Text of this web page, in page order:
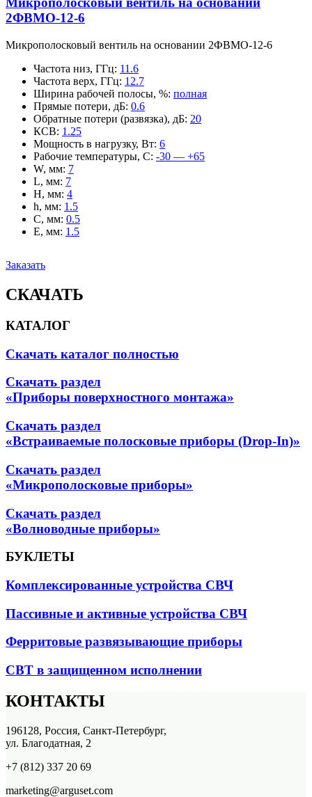
2ФВМO-12-6
Микрополосковый вентиль на основании 2ФВМO-12-6
Частота низ, ГГц: 11.6
Частота верх, ГГц: 12.7
Ширина рабочей полосы, %: полная
Прямые потери, дБ: 0.6
Обратные потери (развязка), дБ: 20
КСВ: 1.25
Мощность в нагрузку, Вт: 6
Рабочие температуры, С: -30 — +65
W, мм: 7
L, мм: 7
H, мм: 4
h, мм: 1.5
C, мм: 0.5
E, мм: 1.5
Заказать
СКАЧАТЬ
КАТАЛОГ
Скачать каталог полностью
Скачать раздел
«Приборы поверхностного монтажа»
Скачать раздел
«Встраиваемые полосковые приборы (Drop-In)»
Скачать раздел
«Микрополосковые приборы»
Скачать раздел
«Волноводные приборы»
БУКЛЕТЫ
Комплексированные устройства СВЧ
Пассивные и активные устройства СВЧ
Ферритовые развязывающие приборы
СВТ в защищенном исполнении
КОНТАКТЫ
196128, Россия, Санкт-Петербург,
ул. Благодатная, 2
+7 (812) 337 20 69
marketing@arguset.com